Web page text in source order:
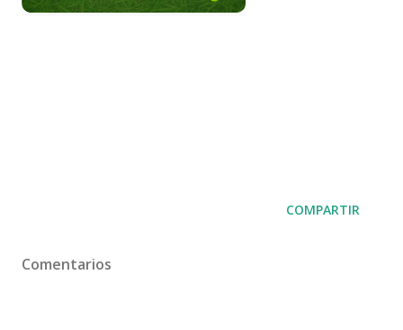
COMPARTIR
Comentarios